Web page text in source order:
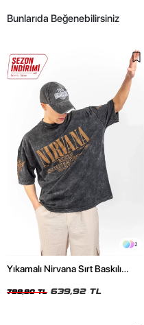
Bunlarıda Beğenebilirsiniz
2
Yıkamalı Nirvana Sırt Baskılı
799,90 TL 639,92 TL